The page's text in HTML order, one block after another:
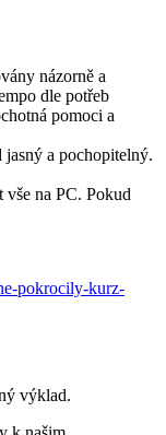
názorně a
dle potřeb
pomoci a
a pochopitelný.
na PC. Pokud
pokrocily-kurz-
výklad.